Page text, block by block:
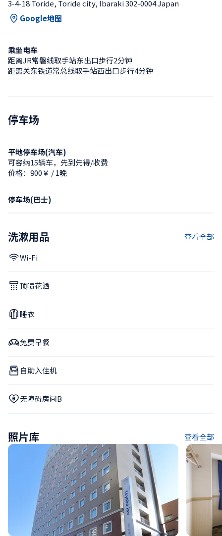
3-4-18 Toride, Toride city, Ibaraki 302-0004 Japan
Google地图
乘坐电车
距离JR常磐线取手站东出口步行2分钟
距离关东铁道常总线取手站西出口步行4分钟
停车场
平地停车场(汽车)
可容纳15辆车，先到先得/收费
价格：900￥ / 1晚
停车场(巴士)
洗漱用品 查看全部
Wi-Fi
顶喷花洒
睡衣
免费早餐
自助入住机
无障碍房间B
照片库 查看全部